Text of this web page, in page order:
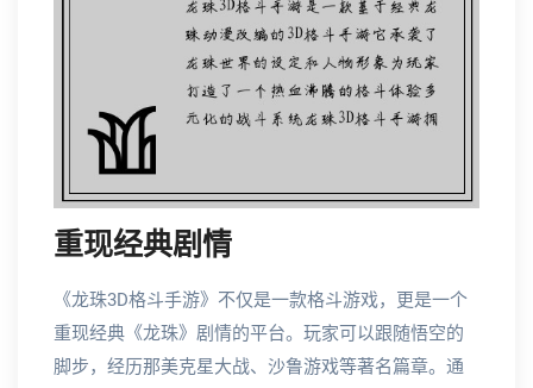
重现经典剧情
《龙珠3D格斗手游》不仅是一款格斗游戏，更是一个
重现经典《龙珠》剧情的平台。玩家可以跟随悟空的
脚步，经历那美克星大战、沙鲁游戏等著名篇章。通